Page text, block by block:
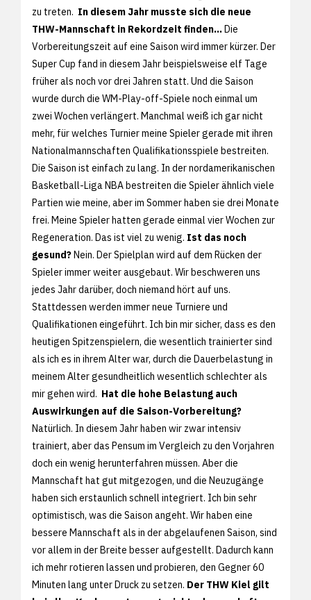
zu treten. In diesem Jahr musste sich die neue
THW-Mannschaft in Rekordzeit finden…Die
Vorbereitungszeit auf eine Saison wird immer kürzer. Der
Super Cup fand in diesem Jahr beispielsweise elf Tage
früher als noch vor drei Jahren statt. Und die Saison
wurde durch die WM-Play-off-Spiele noch einmal um
zwei Wochen verlängert. Manchmal weiß ich gar nicht
mehr, für welches Turnier meine Spieler gerade mit ihren
Nationalmannschaften Qualifikationsspiele bestreiten.
Die Saison ist einfach zu lang. In der nordamerikanischen
Basketball-Liga NBA bestreiten die Spieler ähnlich viele
Partien wie meine, aber im Sommer haben sie drei Monate
frei. Meine Spieler hatten gerade einmal vier Wochen zur
Regeneration. Das ist viel zu wenig. Ist das noch
gesund?Nein. Der Spielplan wird auf dem Rücken der
Spieler immer weiter ausgebaut. Wir beschweren uns
jedes Jahr darüber, doch niemand hört auf uns.
Stattdessen werden immer neue Turniere und
Qualifikationen eingeführt. Ich bin mir sicher, dass es den
heutigen Spitzenspielern, die wesentlich trainierter sind
als ich es in ihrem Alter war, durch die Dauerbelastung in
meinem Alter gesundheitlich wesentlich schlechter als
mir gehen wird. Hat die hohe Belastung auch
Auswirkungen auf die Saison-Vorbereitung?
Natürlich. In diesem Jahr haben wir zwar intensiv
trainiert, aber das Pensum im Vergleich zu den Vorjahren
doch ein wenig herunterfahren müssen. Aber die
Mannschaft hat gut mitgezogen, und die Neuzugänge
haben sich erstaunlich schnell integriert. Ich bin sehr
optimistisch, was die Saison angeht. Wir haben eine
bessere Mannschaft als in der abgelaufenen Saison, sind
vor allem in der Breite besser aufgestellt. Dadurch kann
ich mehr rotieren lassen und probieren, den Gegner 60
Minuten lang unter Druck zu setzen. Der THW Kiel gilt